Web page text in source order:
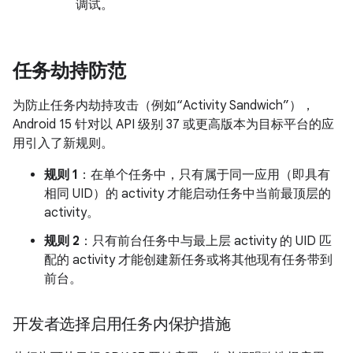
调试。
任务劫持防范
为防止任务内劫持攻击（例如“Activity Sandwich”），
Android 15 针对以 API 级别 37 或更高版本为目标平台的应
用引入了新规则。
规则 1 ：在单个任务中，只有属于同一应用（即具有
相同 UID）的 activity 才能启动任务中当前最顶层的
activity。
规则 2 ：只有前台任务中与最上层 activity 的 UID 匹
配的 activity 才能创建新任务或将其他现有任务带到
前台。
开发者选择启用任务内保护措施